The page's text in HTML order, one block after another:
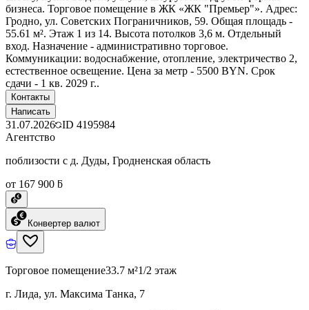
бизнеса. Торговое помещение в ЖК «ЖК "Премьер"». Адрес:
Гродно, ул. Советских Пограничников, 59. Общая площадь -
55.61 м². Этаж 1 из 14. Высота потолков 3,6 м. Отдельный
вход. Назначение - административно торговое.
Коммуникации: водоснабжение, отопление, электричество 2,
естественное освещение. Цена за метр - 5500 BYN. Срок
сдачи - 1 кв. 2029 г..
Контакты
Написать
31.07.2026 ID 4195984
Агентство
поблизости с д. Дуды, Гродненская область
от 167 900 ƃ
Конвертер валют
Торговое помещение33.7 м²1/2 этаж
г. Лида, ул. Максима Танка, 7